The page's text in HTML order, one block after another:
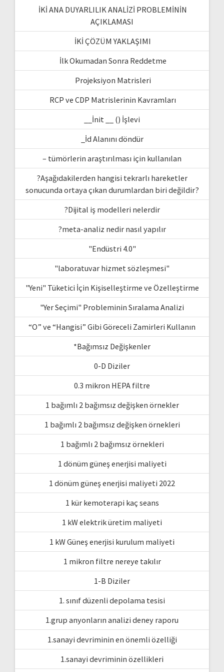
İKİ ANA DUYARLILIK ANALİZİ PROBLEMİNİN
AÇIKLAMASI
İKİ ÇÖZÜM YAKLAŞIMI
İlk Okumadan Sonra Reddetme
Projeksiyon Matrisleri
RCP ve CDP Matrislerinin Kavramları
__İnit __ () İşlevi
_İd Alanını döndür
– tümörlerin araştırılması için kullanılan
?Aşağıdakilerden hangisi tekrarlı hareketler
sonucunda ortaya çıkan durumlardan biri değildir?
?Dijital iş modelleri nelerdir
?meta-analiz nedir nasıl yapılır
"Endüstri 4.0"
"laboratuvar hizmet sözleşmesi"
"Yeni" Tüketici İçin Kişiselleştirme ve Özelleştirme
"Yer Seçimi" Probleminin Sıralama Analizi
“O” ve “Hangisi” Gibi Göreceli Zamirleri Kullanın
*Bağımsız Değişkenler
0-D Diziler
0.3 mikron HEPA filtre
1 bağımlı 2 bağımsız değişken örnekler
1 bağımlı 2 bağımsız değişken örnekleri
1 bağımlı 2 bağımsız örnekleri
1 dönüm güneş enerjisi maliyeti
1 dönüm güneş enerjisi maliyeti 2022
1 kür kemoterapi kaç seans
1 kW elektrik üretim maliyeti
1 kW Güneş enerjisi kurulum maliyeti
1 mikron filtre nereye takılır
1-B Diziler
1. sınıf düzenli depolama tesisi
1.grup anyonların analizi deney raporu
1.sanayi devriminin en önemli özelliği
1.sanayi devriminin özellikleri